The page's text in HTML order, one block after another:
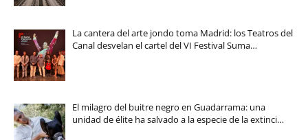
La cantera del arte jondo toma Madrid: los Teatros del
Canal desvelan el cartel del VI Festival Suma…
El milagro del buitre negro en Guadarrama: una
unidad de élite ha salvado a la especie de la extinci…